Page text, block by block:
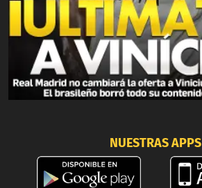
NUESTRAS APPS